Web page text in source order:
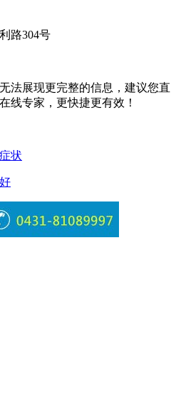
路304号
法展现更完整的信息，建议您直
线专家，更快捷更有效！
状